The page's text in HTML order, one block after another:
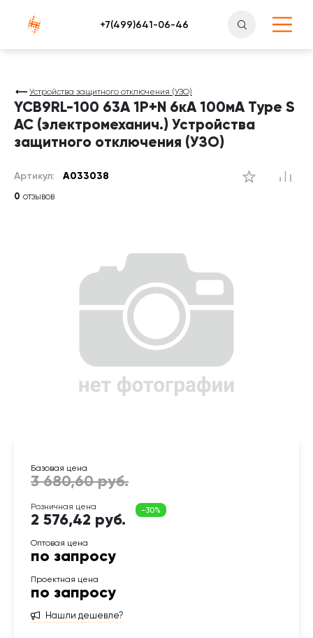
Атлантснаб
Устройства защитного отключения (УЗО)
YCB9RL-100 63A 1P+N 6кА 100мА Type S
AC (электромеханич.) Устройства
защитного отключения (УЗО)
Артикул: A033038
2 576,42 руб.
по запросу
по запросу
Нашли дешевле?